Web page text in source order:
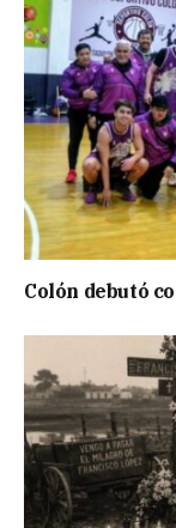
Colón debutó